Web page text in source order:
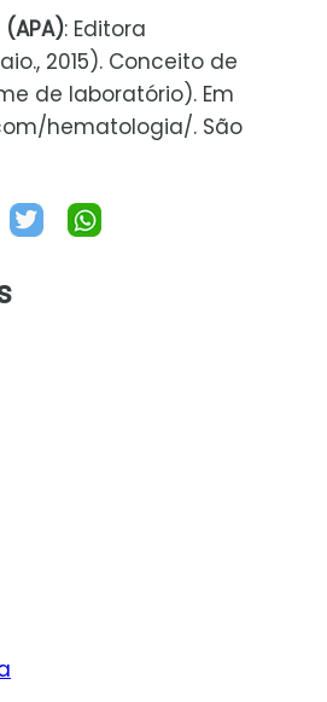
: Editora
2015). Conceito de
de laboratório). Em
hematologia/. São